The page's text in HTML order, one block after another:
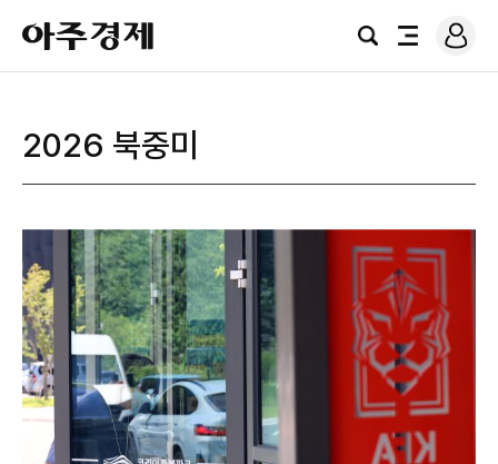
아
주
경
검
전
로
그
2026 북중미